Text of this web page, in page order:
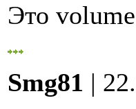
Это
Smg81 |